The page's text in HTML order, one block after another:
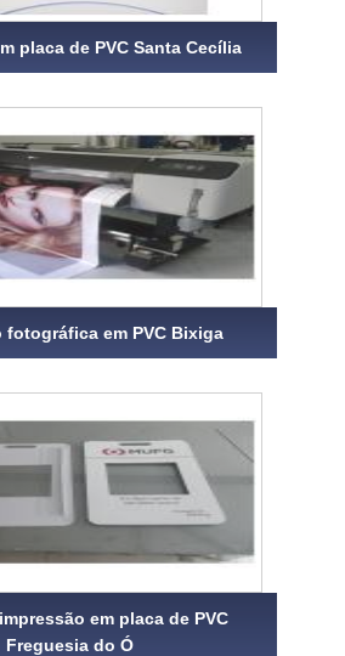
placa de PVC Santa Cecília
fotográfica em PVC Bixiga
em placa de PVC
Freguesia do Ó